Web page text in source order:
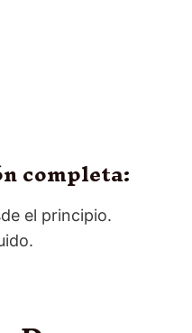
completa:
el principio.